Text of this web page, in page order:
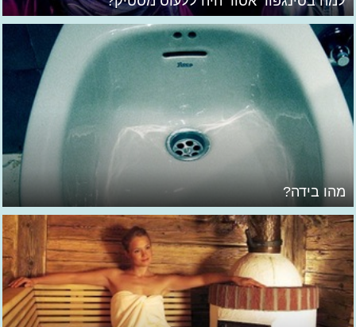
מהו בידה?